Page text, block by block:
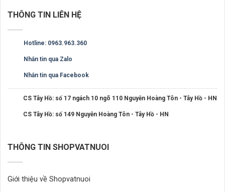
THÔNG TIN LIÊN HỆ
Hotline: 0963.963.360
Nhắn tin qua Zalo
Nhắn tin qua Facebook
CS Tây Hồ: số 17 ngách 10 ngõ 110 Nguyễn Hoàng Tôn - Tây Hồ - HN
CS Tây Hồ: số 149 Nguyễn Hoàng Tôn - Tây Hồ - HN
THÔNG TIN SHOPVATNUOI
Giới thiệu về Shopvatnuoi